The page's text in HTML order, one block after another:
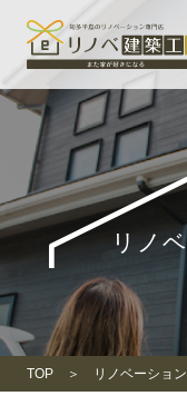
リノ
TOP リノベーショ